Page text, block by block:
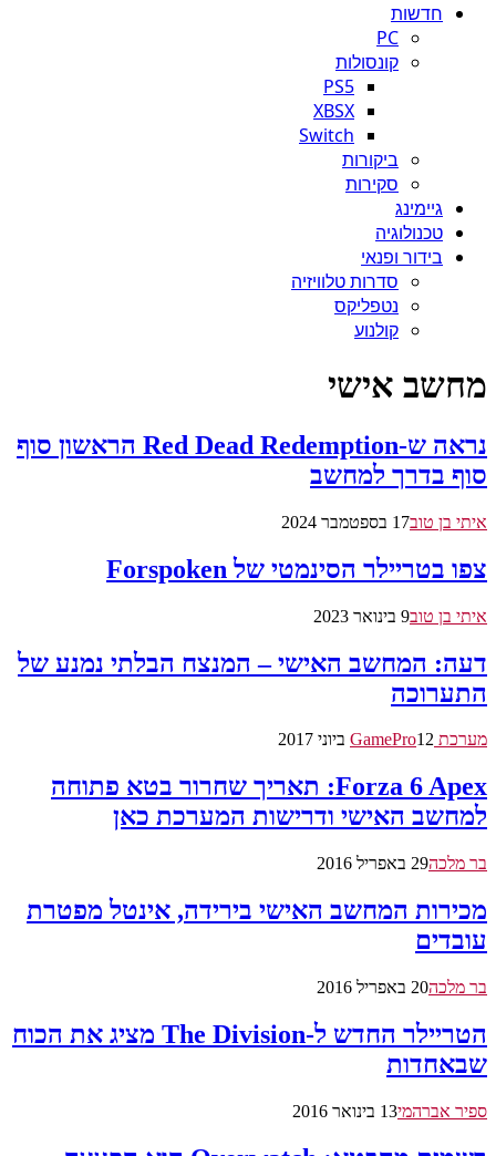
חדשות
PC
קונסולות
PS5
XBSX
Switch
ביקורות
סקירות
גיימינג
טכנולוגיה
בידור ופנאי
סדרות טלוויזיה
נטפליקס
קולנוע
מחשב אישי
נראה ש-Red Dead Redemption הראשון סוף
סוף בדרך למחשב
איתי בן טוב17 בספטמבר 2024
צפו בטריילר הסינמטי של Forspoken
איתי בן טוב9 בינואר 2023
דעה: המחשב האישי – המנצח הבלתי נמנע של
התערוכה
מערכת GamePro 12 ביוני 2017
Forza 6 Apex: תאריך שחרור בטא פתוחה
למחשב האישי ודרישות המערכת כאן
בר מלכה29 באפריל 2016
מכירות המחשב האישי בירידה, אינטל מפטרת
עובדים
בר מלכה20 באפריל 2016
הטריילר החדש ל-The Division מציג את הכוח
שבאחדות
ספיר אברהמי13 בינואר 2016